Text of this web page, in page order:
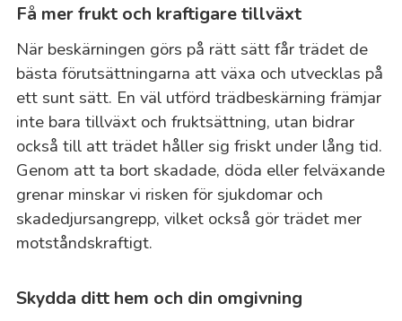
Få mer frukt och kraftigare tillväxt
När beskärningen görs på rätt sätt får trädet de
bästa förutsättningarna att växa och utvecklas på
ett sunt sätt. En väl utförd trädbeskärning främjar
inte bara tillväxt och fruktsättning, utan bidrar
också till att trädet håller sig friskt under lång tid.
Genom att ta bort skadade, döda eller felväxande
grenar minskar vi risken för sjukdomar och
skadedjursangrepp, vilket också gör trädet mer
motståndskraftigt.
Skydda ditt hem och din omgivning